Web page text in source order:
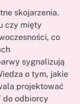
skojarzenia.
czy mięty
co
sygnalizują
o tym, jakie
projektować
do odbiorcy